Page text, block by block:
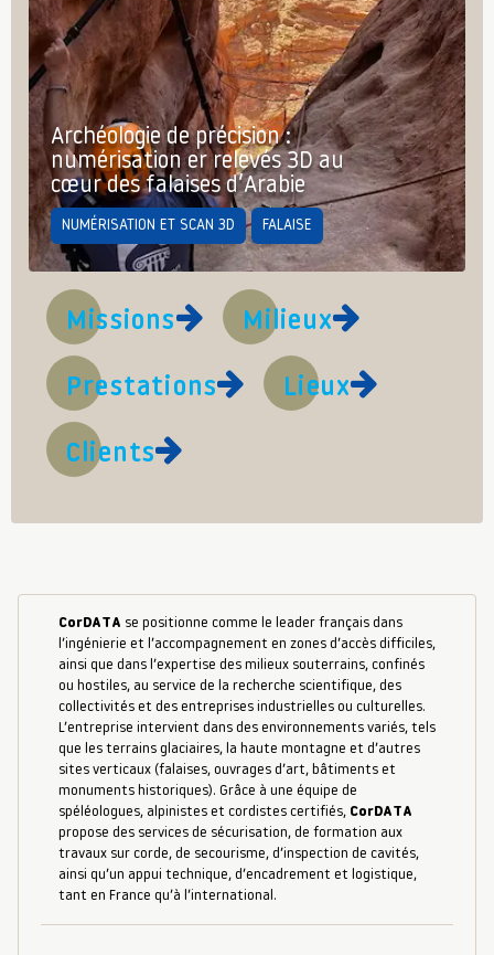
Archéologie de précision :
numérisation er relevés 3D au
cœur des falaises d’Arabie
NUMÉRISATION ET SCAN 3D FALAISE
Missions Milieux
Prestations Lieux
Clients
CorDATA se positionne comme le leader français dans
l’ingénierie et l’accompagnement en zones d’accès difficiles,
ainsi que dans l’expertise des milieux souterrains, confinés
ou hostiles, au service de la recherche scientifique, des
collectivités et des entreprises industrielles ou culturelles.
L’entreprise intervient dans des environnements variés, tels
que les terrains glaciaires, la haute montagne et d’autres
sites verticaux (falaises, ouvrages d’art, bâtiments et
monuments historiques). Grâce à une équipe de
spéléologues, alpinistes et cordistes certifiés, CorDATA
propose des services de sécurisation, de formation aux
travaux sur corde, de secourisme, d’inspection de cavités,
ainsi qu’un appui technique, d’encadrement et logistique,
tant en France qu’à l’international.